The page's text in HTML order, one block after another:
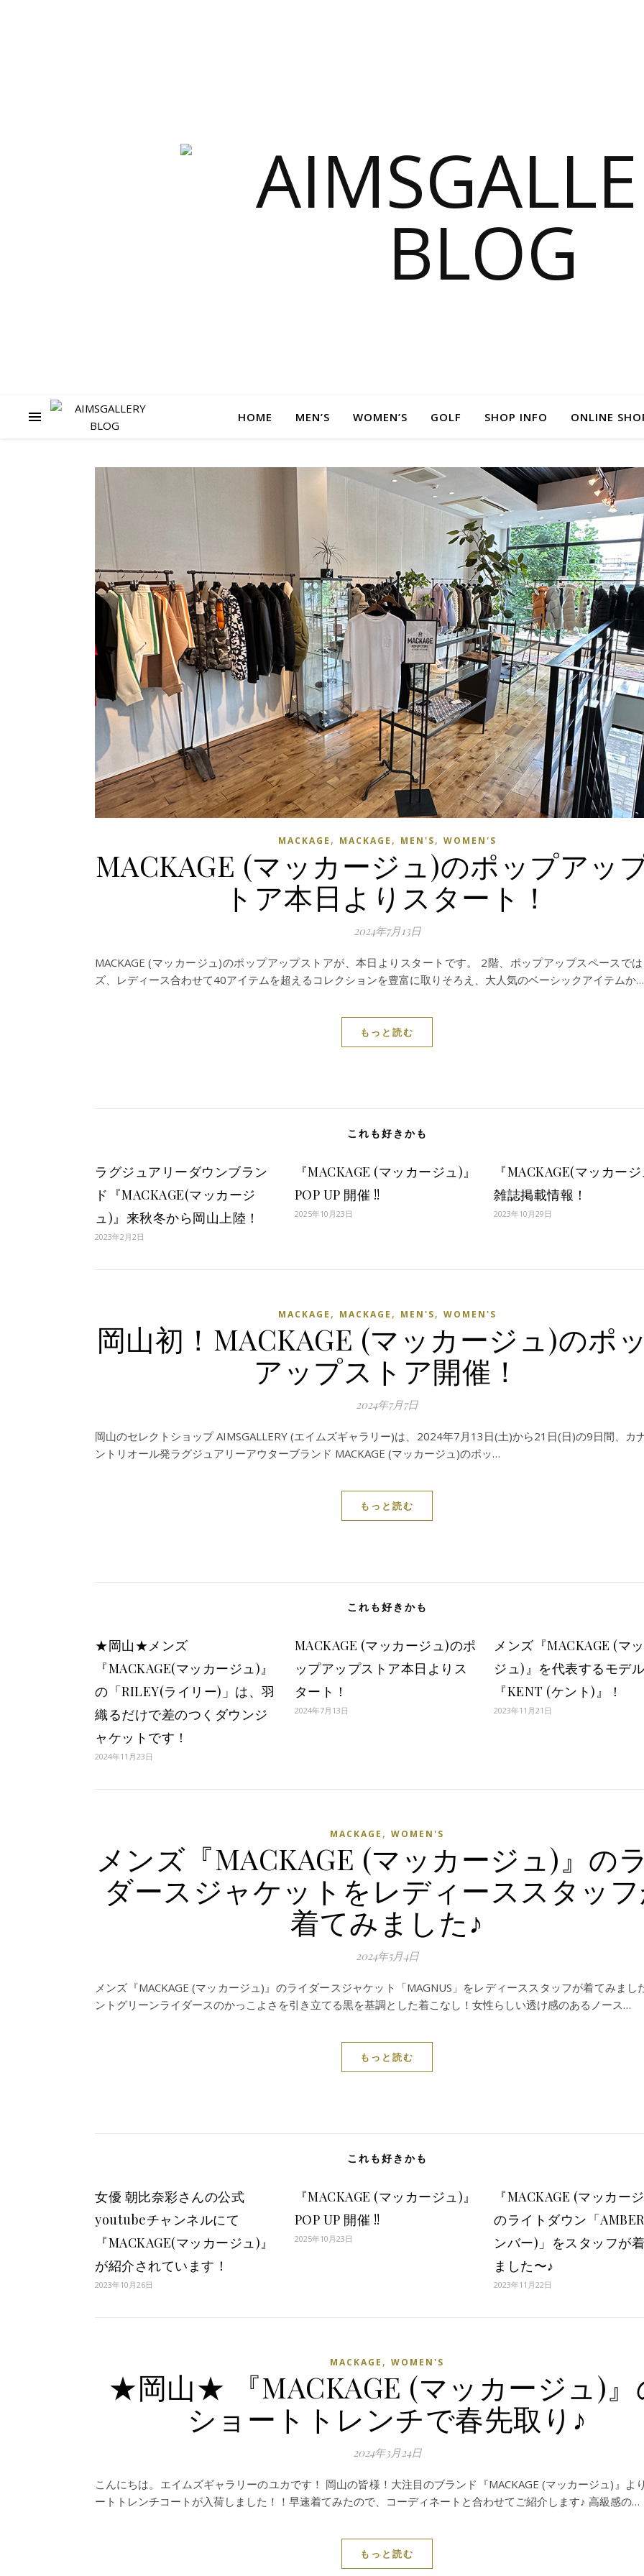
HOME MEN’S WOMEN’S GOLF SHOP INFO ONLINE
MACKAGE , MACKAGE , MEN'S, WOMEN'S
MACKAGE (マッカージュ)のポップアッ
トア本日よりスタート！
2024年7月13日
MACKAGE (マッカージュ)のポップアップストアが、本日よりスタートです。 2階、ポップアップスペースで
ズ、レディース合わせて40アイテムを超えるコレクションを豊富に取りそろえ、大人気のベーシックアイテムか…
もっと読む
これも好きかも
ラグジュアリーダウンブラン
ド『MACKAGE(マッカージ
ュ)』来秋冬から岡山上陸！
2023年2月2日
『MACKAGE (マッカージュ)』
POP UP 開催 !!
2025年10月23日
『MACKAGE(マッカージ
雑誌掲載情報！
2023年10月29日
MACKAGE , MACKAGE , MEN'S, WOMEN'S
岡山初！MACKAGE (マッカージュ)のポ
アップストア開催！
2024年7月7日
岡山のセレクトショップ AIMSGALLERY (エイムズギャラリー)は、2024年7月13日(土)から21日(日)の9日間、カ
ントリオール発ラグジュアリーアウターブランド MACKAGE (マッカージュ)のポッ…
もっと読む
これも好きかも
★岡山★メンズ
『MACKAGE(マッカージュ)』
の「RILEY(ライリー)」は、羽
織るだけで差のつくダウンジ
ャケットです！
2024年11月23日
MACKAGE (マッカージュ)のポ
ップアップストア本日よりス
タート！
2024年7月13日
メンズ『MACKAGE (マ
ジュ)』を代表するモデル
『KENT (ケント)』！
2023年11月21日
MACKAGE , WOMEN'S
メンズ『MACKAGE (マッカージュ)』の
ダースジャケットをレディーススタッ
着てみました♪
2024年5月4日
メンズ『MACKAGE (マッカージュ)』のライダースジャケット「MAGNUS」をレディーススタッフが着てみまし
ントグリーンライダースのかっこよさを引き立てる黒を基調とした着こなし！女性らしい透け感のあるノース…
もっと読む
これも好きかも
女優 朝比奈彩さんの公式
youtubeチャンネルにて
『MACKAGE(マッカージュ)』
が紹介されています！
2023年10月26日
『MACKAGE (マッカージュ)』
POP UP 開催 !!
2025年10月23日
『MACKAGE (マッカージ
のライトダウン「
ンバー)」をスタッフが
ました〜♪
2023年11月22日
MACKAGE , WOMEN'S
★岡山★ 『MACKAGE (マッカージュ)』
ショートトレンチで春先取り♪
2024年3月24日
こんにちは。エイムズギャラリーのユカです！ 岡山の皆様！大注目のブランド『MACKAGE (マッカージュ)』よ
ートトレンチコートが入荷しました！！早速着てみたので、コーディネートと合わせてご紹介します♪ 高級感の…
もっと読む